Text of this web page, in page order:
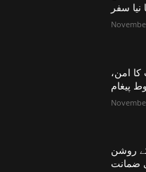
سفر
کا امن،
پیغام
روشن
ضمانت